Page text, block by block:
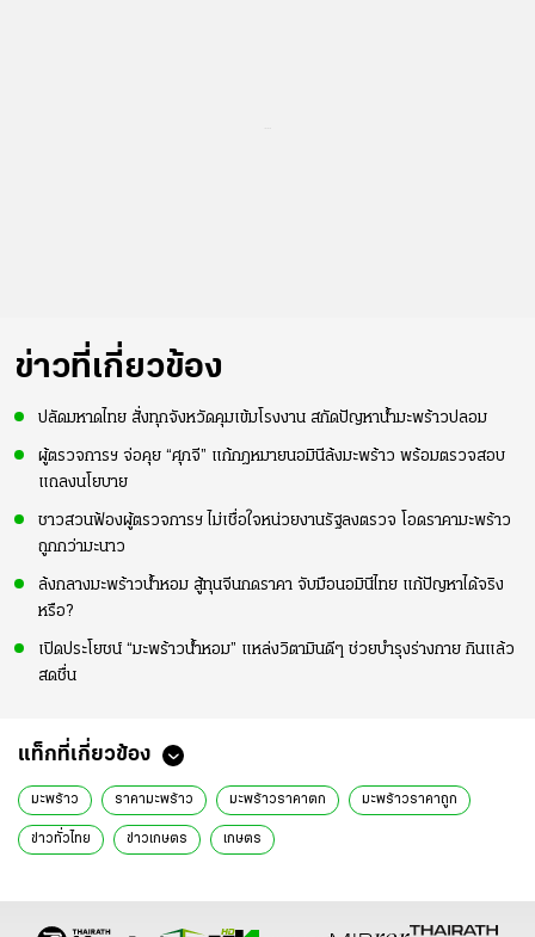
ข่าวที่เกี่ยวข้อง
ปลัดมหาดไทย สั่งทุกจังหวัดคุมเข้มโรงงาน สกัดปัญหาน้ำมะพร้าวปลอม
ผู้ตรวจการฯ จ่อคุย “ศุภจี” แก้กฎหมายนอมินีล้งมะพร้าว พร้อมตรวจสอบ
แถลงนโยบาย
ชาวสวนฟ้องผู้ตรวจการฯ ไม่เชื่อใจหน่วยงานรัฐลงตรวจ โอดราคามะพร้าว
ถูกกว่ามะนาว
ล้งกลางมะพร้าวน้ำหอม สู้ทุนจีนกดราคา จับมือนอมินีไทย แก้ปัญหาได้จริง
หรือ?
เปิดประโยชน์ “มะพร้าวน้ำหอม” แหล่งวิตามินดีๆ ช่วยบำรุงร่างกาย กินแล้ว
สดชื่น
แท็กที่เกี่ยวข้อง
มะพร้าว ราคามะพร้าว มะพร้าวราคาตก มะพร้าวราคาถูก
ข่าวทั่วไทย ข่าวเกษตร เกษตร